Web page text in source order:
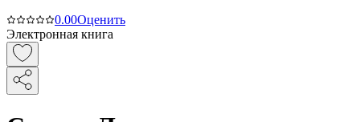
0.00Оценить
Электронная книга